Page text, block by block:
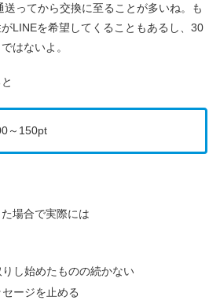
ってから交換に至ることが多いね。も
LINEを希望してくることもあるし、30
はないよ。
～150pt
場合で実際には
し始めたものの続かない
セージを止める